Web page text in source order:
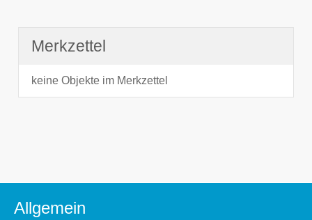
Merkzettel
keine Objekte im Merkzettel
Allgemein